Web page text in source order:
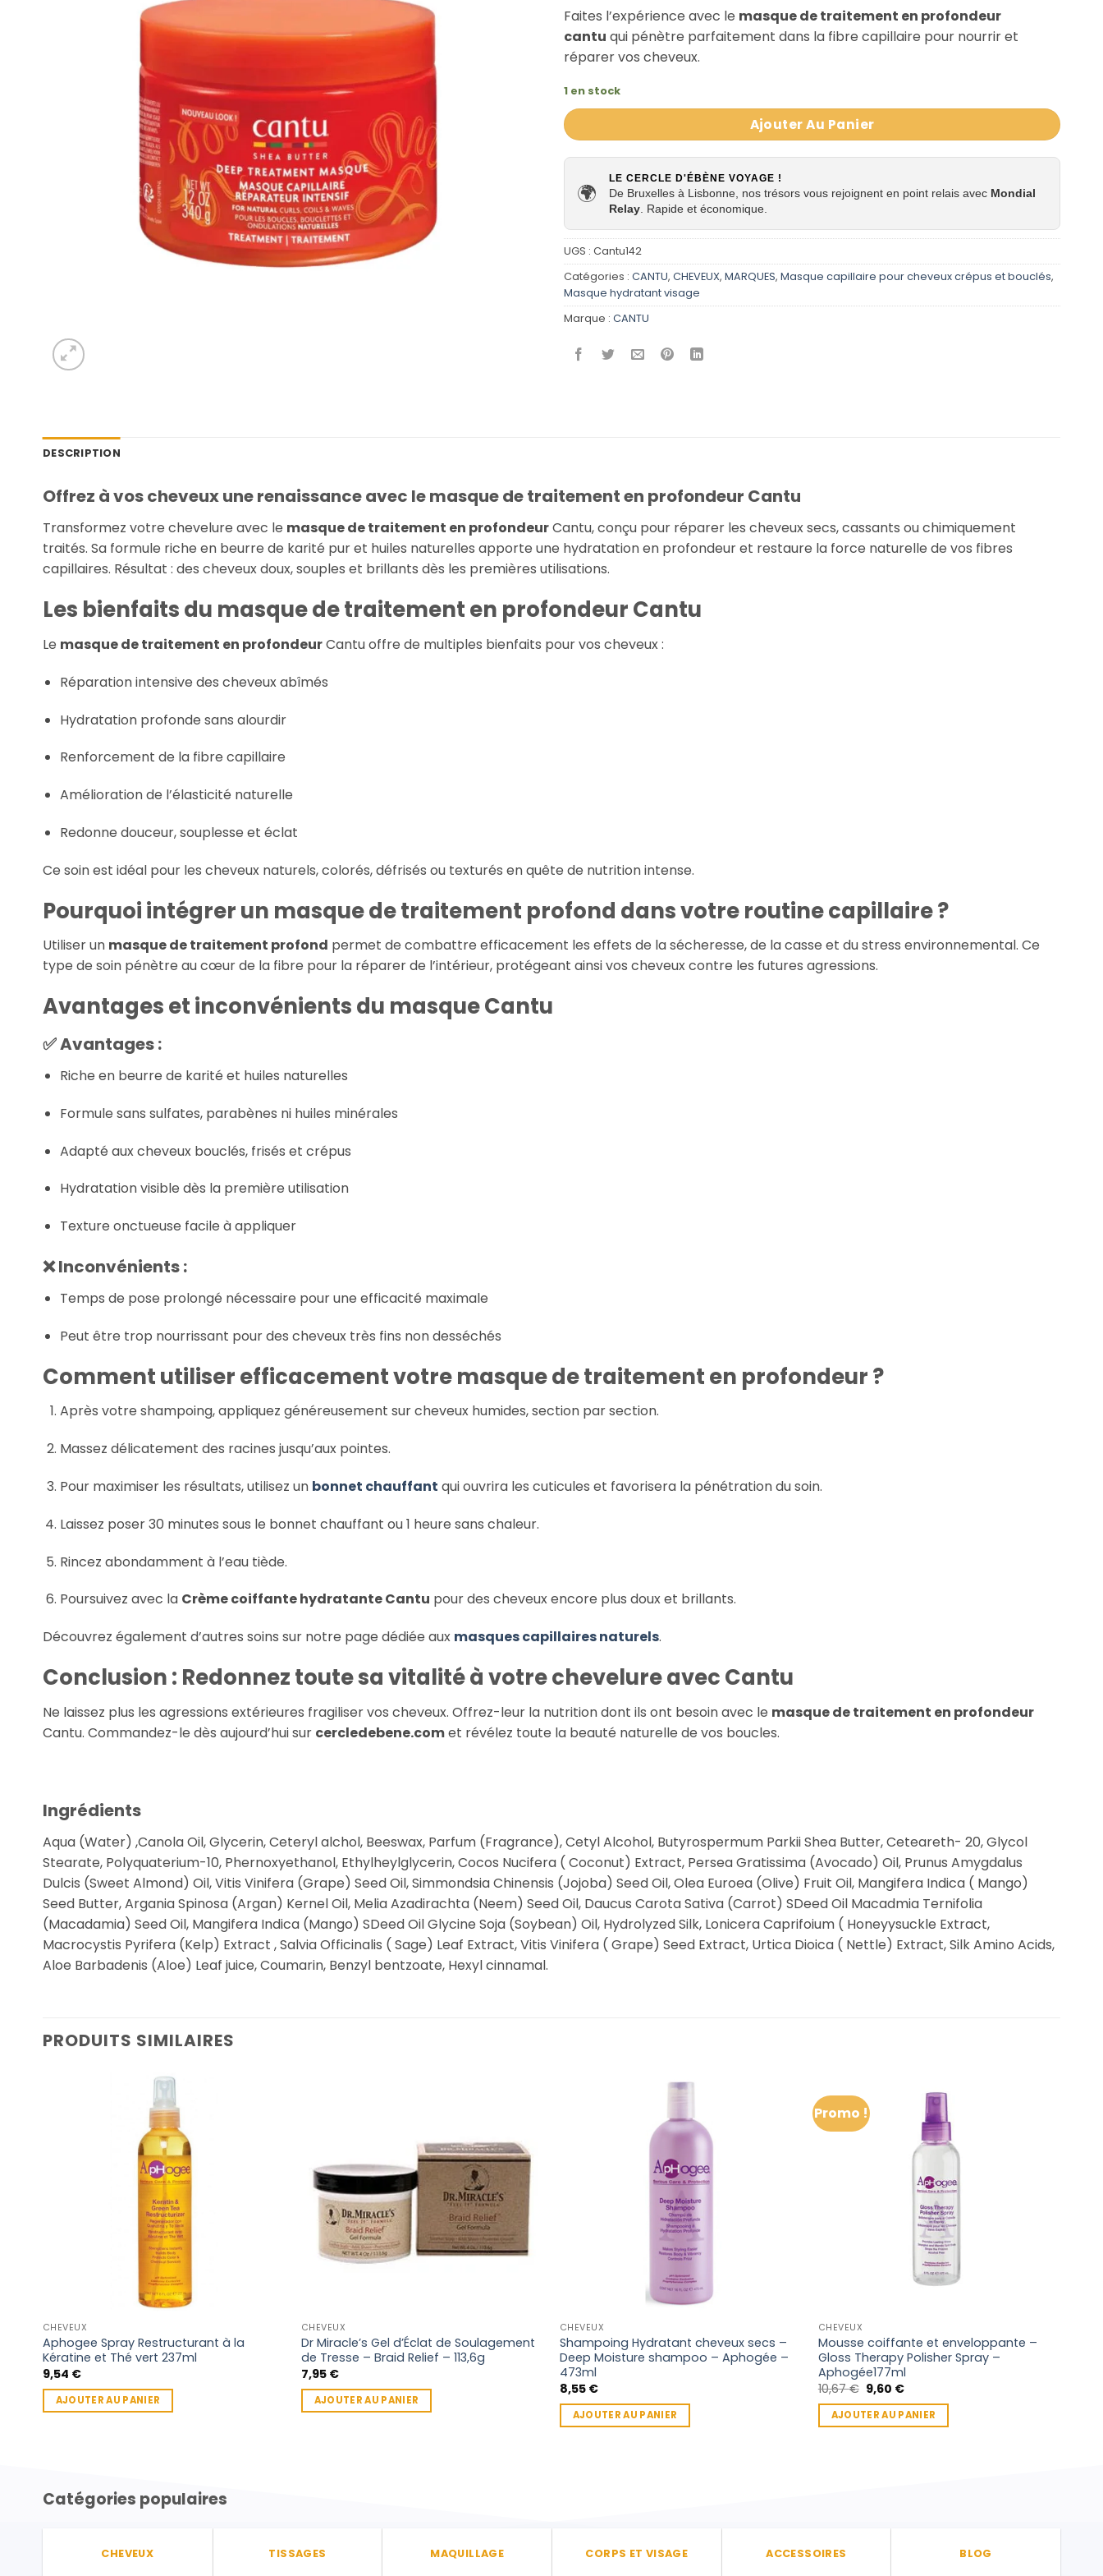
Faites l’expérience avec le masque de traitement en profondeur
cantu qui pénètre parfaitement dans la fibre capillaire pour nourrir et
réparer vos cheveux.
1 en stock
Ajouter Au Panier
🌍
LE CERCLE D'ÉBÈNE VOYAGE !
De Bruxelles à Lisbonne, nos trésors vous rejoignent en point relais avec Mondial
Relay. Rapide et économique.
UGS : Cantu142
Catégories : CANTU, CHEVEUX, MARQUES, Masque capillaire pour cheveux crépus et bouclés,
Masque hydratant visage
Marque : CANTU
DESCRIPTION
Offrez à vos cheveux une renaissance avec lemasque de traitement en profondeur Cantu
Transformez votre chevelure avec le masque de traitement en profondeurCantu, conçu pour réparer les cheveux secs, cassants ou chimiquement
traités. Sa formule riche en beurre de karité pur et huiles naturelles apporte une hydratation en profondeur et restaure la force naturelle de vos fibres
capillaires. Résultat : des cheveux doux, souples et brillants dès les premières utilisations.
Les bienfaits du masque de traitement en profondeurCantu
Le masque de traitement en profondeurCantu offre de multiples bienfaits pour vos cheveux :
Réparation intensive des cheveux abîmés
Hydratation profonde sans alourdir
Renforcement de la fibre capillaire
Amélioration de l’élasticité naturelle
Redonne douceur, souplesse et éclat
Ce soin est idéal pour les cheveux naturels, colorés, défrisés ou texturés en quête de nutrition intense.
Pourquoi intégrer un masque de traitement profond dans votre routine capillaire ?
Utiliser un masque de traitement profond permet de combattre efficacement les effets de la sécheresse, de la casse et du stress environnemental. Ce
type de soin pénètre au cœur de la fibre pour la réparer de l’intérieur, protégeant ainsi vos cheveux contre les futures agressions.
Avantages et inconvénients du masque Cantu
✅ Avantages :
Riche en beurre de karité et huiles naturelles
Formule sans sulfates, parabènes ni huiles minérales
Adapté aux cheveux bouclés, frisés et crépus
Hydratation visible dès la première utilisation
Texture onctueuse facile à appliquer
❌ Inconvénients :
Temps de pose prolongé nécessaire pour une efficacité maximale
Peut être trop nourrissant pour des cheveux très fins non desséchés
Comment utiliser efficacement votremasque de traitement en profondeur?
Après votre shampoing, appliquez généreusement sur cheveux humides, section par section.
Massez délicatement des racines jusqu’aux pointes.
Pour maximiser les résultats, utilisez un bonnet chauffant qui ouvrira les cuticules et favorisera la pénétration du soin.
Laissez poser 30 minutes sous le bonnet chauffant ou 1 heure sans chaleur.
Rincez abondamment à l’eau tiède.
Poursuivez avec la Crème coiffante hydratante Cantu pour des cheveux encore plus doux et brillants.
Découvrez également d’autres soins sur notre page dédiée aux masques capillaires naturels.
Conclusion : Redonnez toute sa vitalité à votre chevelure avec Cantu
Ne laissez plus les agressions extérieures fragiliser vos cheveux. Offrez-leur la nutrition dont ils ont besoin avec le masque de traitement en profondeur
Cantu. Commandez-le dès aujourd’hui sur cercledebene.comet révélez toute la beauté naturelle de vos boucles.
Ingrédients
Aqua (Water) ,Canola Oil, Glycerin, Ceteryl alchol, Beeswax, Parfum (Fragrance), Cetyl Alcohol, Butyrospermum Parkii Shea Butter, Ceteareth- 20, Glycol
Stearate, Polyquaterium-10, Phernoxyethanol, Ethylheylglycerin, Cocos Nucifera ( Coconut) Extract, Persea Gratissima (Avocado) Oil, Prunus Amygdalus
Dulcis (Sweet Almond) Oil, Vitis Vinifera (Grape) Seed Oil, Simmondsia Chinensis (Jojoba) Seed Oil, Olea Euroea (Olive) Fruit Oil, Mangifera Indica ( Mango)
Seed Butter, Argania Spinosa (Argan) Kernel Oil, Melia Azadirachta (Neem) Seed Oil, Daucus Carota Sativa (Carrot) SDeed Oil Macadmia Ternifolia
(Macadamia) Seed Oil, Mangifera Indica (Mango) SDeed Oil Glycine Soja (Soybean) Oil, Hydrolyzed Silk, Lonicera Caprifoium ( Honeyysuckle Extract,
Macrocystis Pyrifera (Kelp) Extract , Salvia Officinalis ( Sage) Leaf Extract, Vitis Vinifera ( Grape) Seed Extract, Urtica Dioica ( Nettle) Extract, Silk Amino Acids,
Aloe Barbadenis (Aloe) Leaf juice, Coumarin, Benzyl bentzoate, Hexyl cinnamal.
PRODUITS SIMILAIRES
CHEVEUX
Aphogee Spray Restructurant à la
Kératine et Thé vert 237ml
9,54 €
AJOUTER AU PANIER
CHEVEUX
Dr Miracle’s Gel d’Éclat de Soulagement
de Tresse – Braid Relief – 113,6g
7,95 €
AJOUTER AU PANIER
CHEVEUX
Shampoing Hydratant cheveux secs –
Deep Moisture shampoo – Aphogée –
473ml
8,55 €
AJOUTER AU PANIER
Promo !
CHEVEUX
Mousse coiffante et enveloppante –
Gloss Therapy Polisher Spray –
Aphogée177ml
10,67€ Le
prix
initial
était :
9,60 €Le
actuel
est :
AJOUTER AU PANIER
Catégories populaires
CHEVEUX TISSAGES MAQUILLAGE CORPS ET VISAGE ACCESSOIRES BLOG